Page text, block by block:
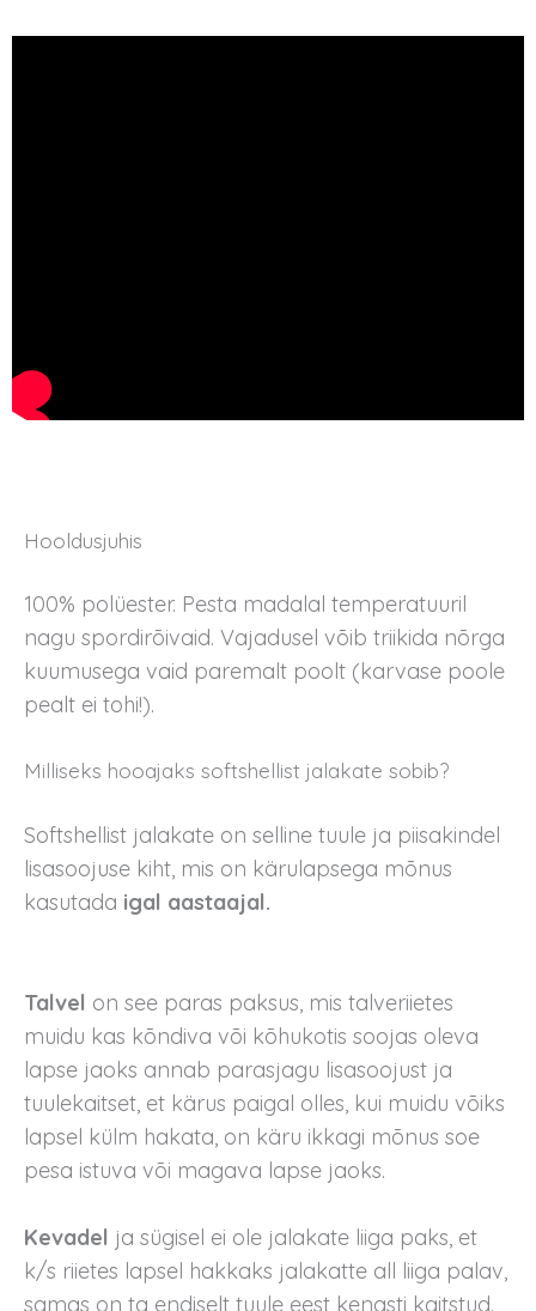
Hooldusjuhis
100% polüester. Pesta madalal temperatuuril
nagu spordirõivaid. Vajadusel võib triikida nõrga
kuumusega vaid paremalt poolt (karvase poole
pealt ei tohi!).
Milliseks hooajaks softshellist jalakate sobib?
Softshellist jalakate on selline tuule ja piisakindel
lisasoojuse kiht, mis on kärulapsega mõnus
kasutada igal aastaajal.
Talvel on see paras paksus, mis talveriietes
muidu kas kõndiva või kõhukotis soojas oleva
lapse jaoks annab parasjagu lisasoojust ja
tuulekaitset, et kärus paigal olles, kui muidu võiks
lapsel külm hakata, on käru ikkagi mõnus soe
pesa istuva või magava lapse jaoks.
Kevadel ja sügisel ei ole jalakate liiga paks, et
k/s riietes lapsel hakkaks jalakatte all liiga palav,
samas on ta endiselt tuule eest kenasti kaitstud.